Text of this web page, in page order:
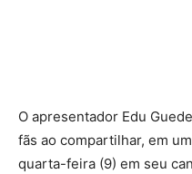
O apresentador Edu
fãs ao compartilhar, em
quarta-feira (9) em seu